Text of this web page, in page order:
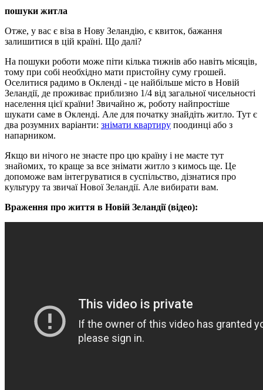
пошуки житла
Отже, у вас є віза в Нову Зеландію, є квиток, бажання
залишитися в цій країні. Що далі?
На пошуки роботи може піти кілька тижнів або навіть місяців,
тому при собі необхідно мати пристойну суму грошей.
Оселитися радимо в Окленді - це найбільше місто в Новій
Зеландії, де проживає приблизно 1/4 від загальної чисельності
населення цієї країни! Звичайно ж, роботу найпростіше
шукати саме в Окленді. Але для початку знайдіть житло. Тут є
два розумних варіанти: знімати квартиру поодинці або з
напарником.
Якщо ви нічого не знаєте про цю країну і не маєте тут
знайомих, то краще за все знімати житло з кимось ще. Це
допоможе вам інтегруватися в суспільство, дізнатися про
культуру та звичаї Нової Зеландії. Але вибирати вам.
Враження про життя в Новій Зеландії (відео):